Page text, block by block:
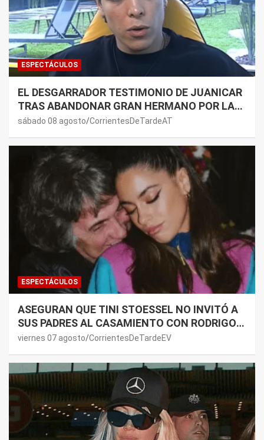
ESPECTÁCULOS
EL DESGARRADOR TESTIMONIO DE JUANICAR
TRAS ABANDONAR GRAN HERMANO POR LA
SALUD DE SU MAMÁ.
sábado 08 agosto CorrientesDeTardeAT
ESPECTÁCULOS
ASEGURAN QUE TINI STOESSEL NO INVITÓ A
SUS PADRES AL CASAMIENTO CON RODRIGO
DE PAUL: LOS MOTIVOS
viernes 07 agosto CorrientesDeTardeEV